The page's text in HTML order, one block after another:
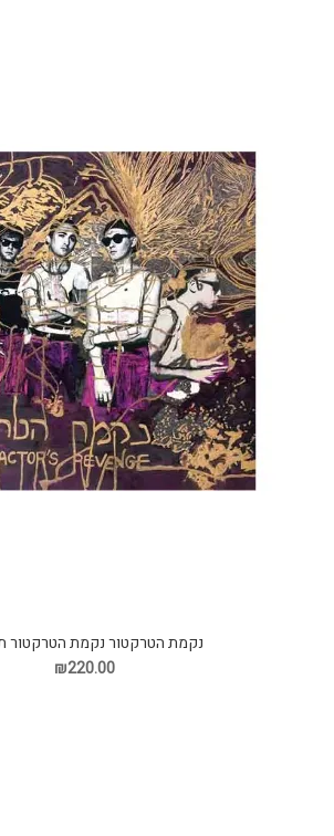
נקמת הטרקטור נקמת הטרקטור
₪220.00